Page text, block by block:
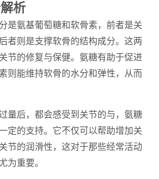
析
是氨基葡萄糖和软骨素，前者是关
者则是支撑软骨的结构成分。这两
节的修复与保健。氨糖有助于促进
则能维持软骨的水分和弹性，从而
量后，都会感受到关节的与，氨糖
定的支持。它不仅可以帮助增加关
节的润滑性，这对于那些经常活动
为重要。